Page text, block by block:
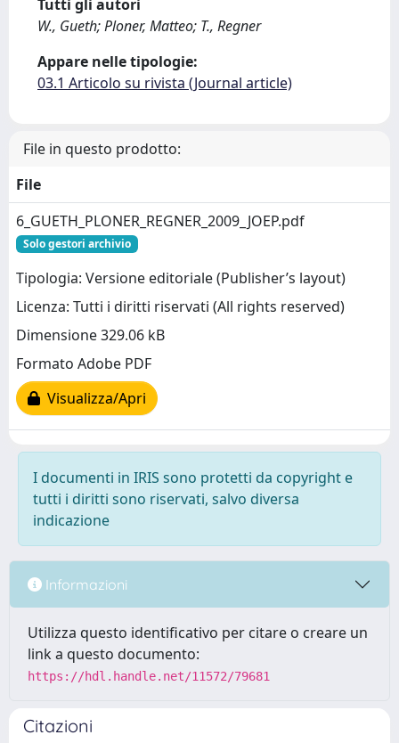
Tutti gli autori
W., Gueth; Ploner, Matteo; T., Regner
Appare nelle tipologie:
03.1 Articolo su rivista (Journal article)
File in questo prodotto:
File
6_GUETH_PLONER_REGNER_2009_JOEP.pdf
Solo gestori archivio
Tipologia: Versione editoriale (Publisher’s layout)
Licenza: Tutti i diritti riservati (All rights reserved)
Dimensione 329.06 kB
Formato Adobe PDF
Visualizza/Apri
I documenti in IRIS sono protetti da copyright e
tutti i diritti sono riservati, salvo diversa
indicazione
Informazioni
Utilizza questo identificativo per citare o creare un
link a questo documento:
https://hdl.handle.net/11572/79681
Citazioni